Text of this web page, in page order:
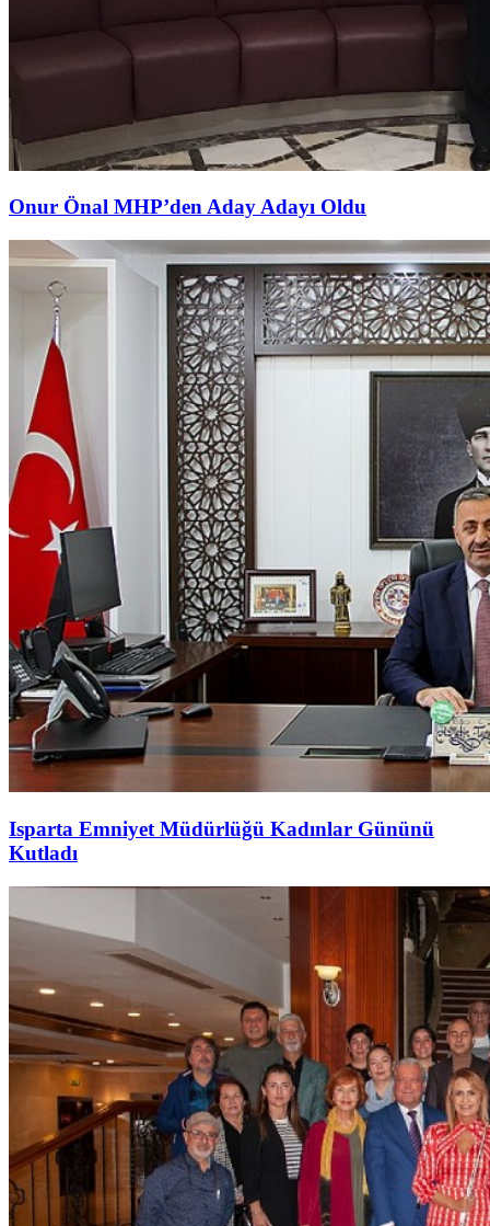
Onur Önal MHP’den Aday Adayı Oldu
Isparta Emniyet Müdürlüğü Kadınlar Gününü
Kutladı